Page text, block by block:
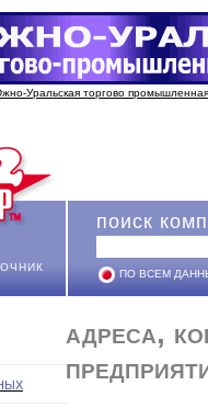
Уральская торгово
поиск
ПО ВСЕМ
адреса,